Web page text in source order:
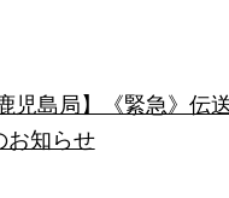
児島局】《緊急》伝
お知らせ